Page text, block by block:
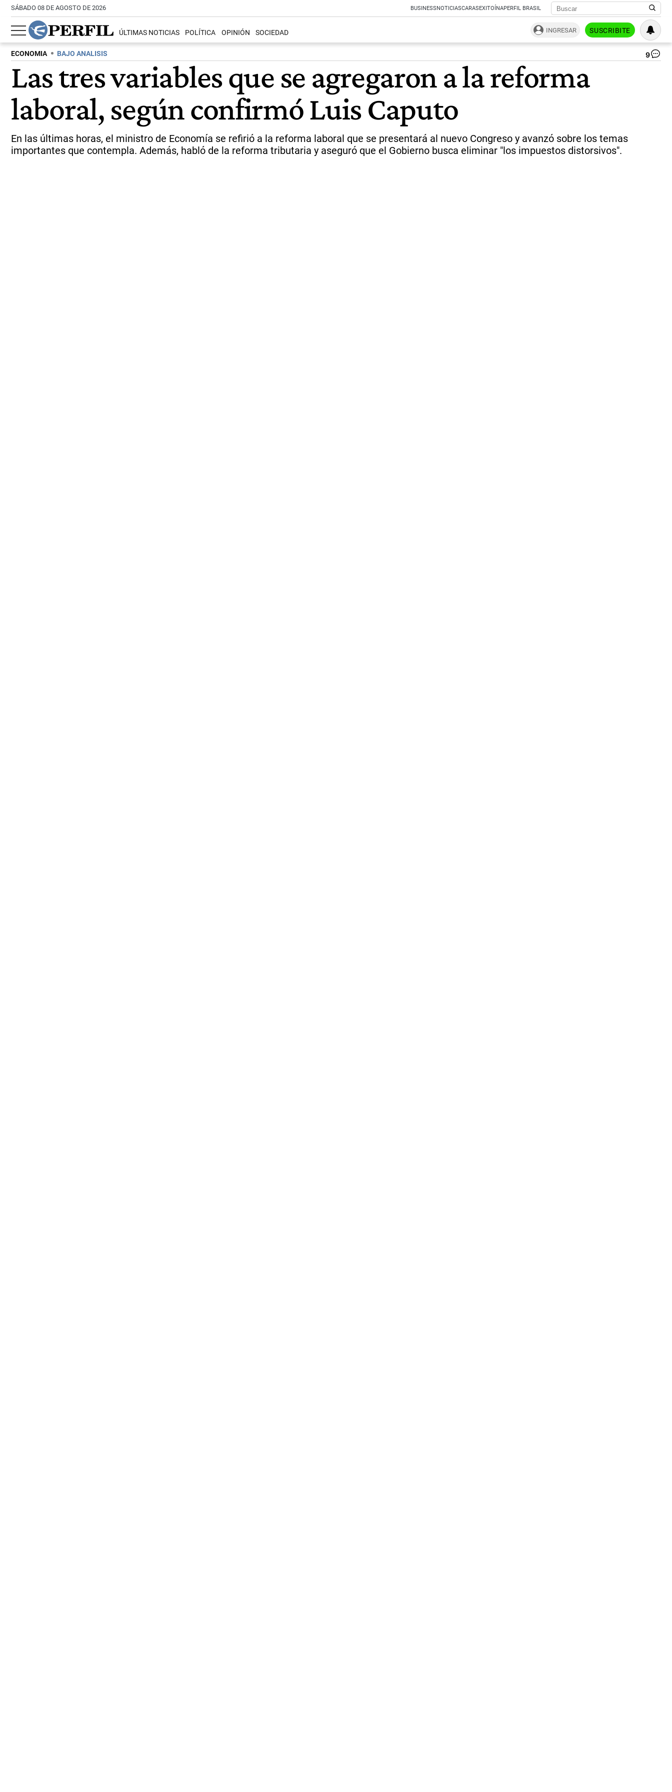
SÁBADO 08 DE AGOSTO DE 2026 BUSINESSNOTICIASCARASEXITOÍNAPERFIL BRASIL
ÚLTIMAS NOTICIAS POLÍTICA OPINIÓN SOCIEDAD INGRESAR SUSCRIBITE
ECONOMIA BAJO ANALISIS 9
Las tres variables que se agregaron a la reforma
laboral, según confirmó Luis Caputo
En las últimas horas, el ministro de Economía se refirió a la reforma laboral que se presentará al nuevo Congreso y avanzó sobre los temas
importantes que contempla. Además, habló de la reforma tributaria y aseguró que el Gobierno busca eliminar "los impuestos distorsivos".